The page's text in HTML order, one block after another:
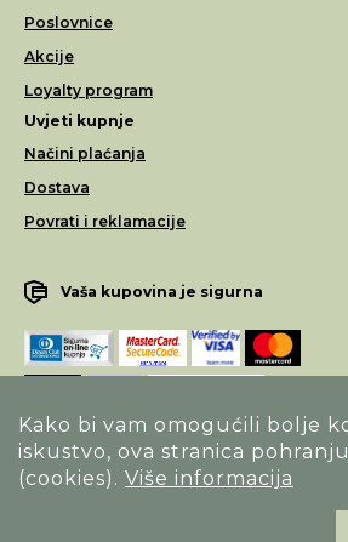
Kako bi vam omogućili bolje
iskustvo, ova stranica
(cookies). Više informacija
Poslovnice
Akcije
Loyalty program
Uvjeti kupnje
Načini plaćanja
Dostava
Povrati i reklamacije
Vaša kupovina je sigurna
Opći uvjeti poslovanja
Sva prava pridržana. Alfa Vision